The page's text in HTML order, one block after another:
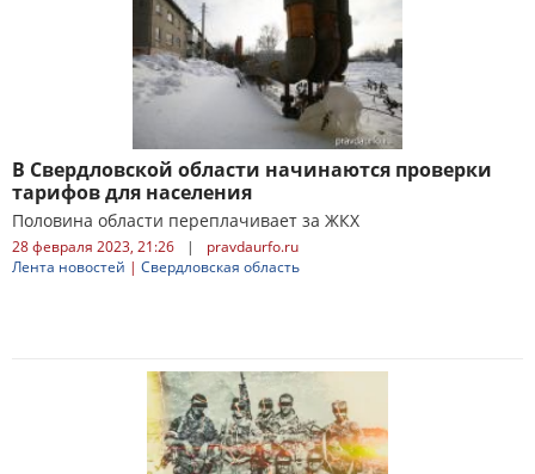
В Свердловской области начинаются проверки
тарифов для населения
Половина области переплачивает за ЖКХ
28 февраля 2023, 21:26 |
pravdaurfo.ru
Лента новостей | Свердловская область